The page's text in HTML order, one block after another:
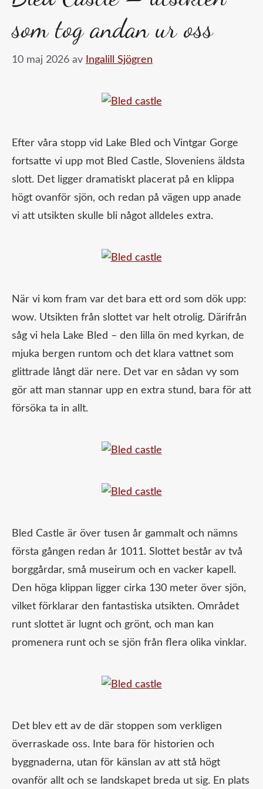
som tog andan ur oss
10 maj 2026 av Ingalill Sjögren
Efter våra stopp vid Lake Bled och Vintgar Gorge
fortsatte vi upp mot Bled Castle, Sloveniens äldsta
slott. Det ligger dramatiskt placerat på en klippa
högt ovanför sjön, och redan på vägen upp anade
vi att utsikten skulle bli något alldeles extra.
När vi kom fram var det bara ett ord som dök upp:
wow. Utsikten från slottet var helt otrolig. Därifrån
såg vi hela Lake Bled – den lilla ön med kyrkan, de
mjuka bergen runtom och det klara vattnet som
glittrade långt där nere. Det var en sådan vy som
gör att man stannar upp en extra stund, bara för att
försöka ta in allt.
Bled Castle är över tusen år gammalt och nämns
första gången redan år 1011. Slottet består av två
borggårdar, små museirum och en vacker kapell.
Den höga klippan ligger cirka 130 meter över sjön,
vilket förklarar den fantastiska utsikten. Området
runt slottet är lugnt och grönt, och man kan
promenera runt och se sjön från flera olika vinklar.
Det blev ett av de där stoppen som verkligen
överraskade oss. Inte bara för historien och
byggnaderna, utan för känslan av att stå högt
ovanför allt och se landskapet breda ut sig. En plats